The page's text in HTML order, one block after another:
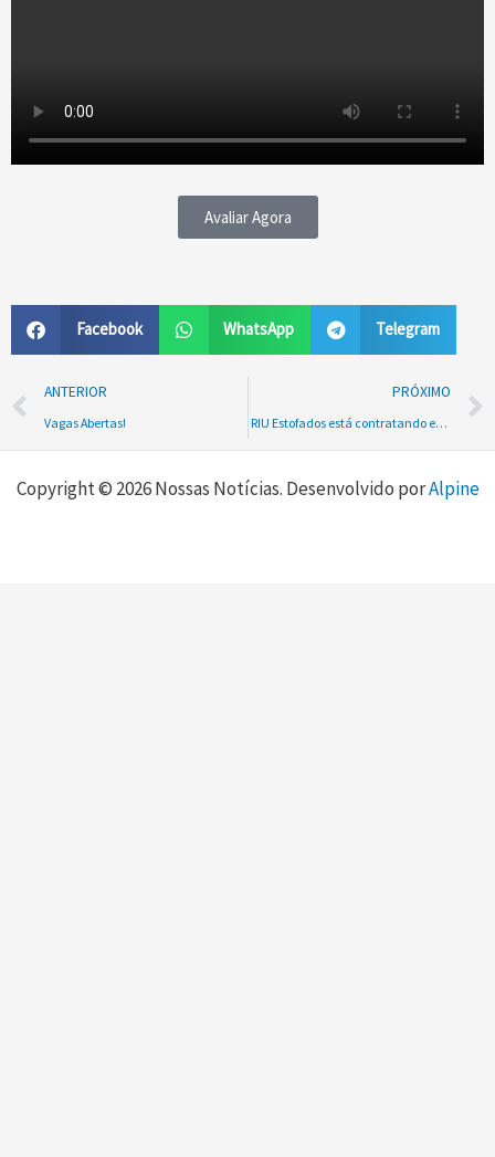
Avaliar Agora
Facebook WhatsApp Telegram
Prev
ANTERIOR
Vagas Abertas!
PRÓXIMO
RIU Estofados está contratando em Rio Negrinho!
Copyright © 2026 Nossas Notícias. Desenvolvido porAlpine